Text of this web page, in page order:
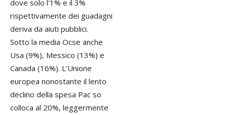
dove solo l'1% e il 3%
rispettivamente dei guadagni
deriva da aiuti pubblici.
Sotto la media Ocse anche
Usa (9%), Messico (13%) e
Canada (16%). L'Unione
europea nonostante il lento
declino della spesa Pac so
colloca al 20%, leggermente